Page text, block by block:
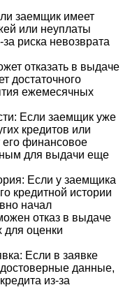
заемщик имеет
или неуплаты
риска невозврата
отказать в выдаче
достаточного
ежемесячных
Если заемщик уже
кредитов или
финансовое
для выдачи еще
Если у заемщика
кредитной истории
начал
отказ в выдаче
для оценки
Если в заявке
данные,
из-за